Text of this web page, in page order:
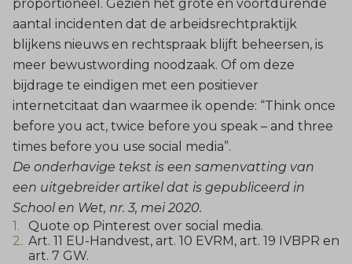
proportioneel. Gezien het grote en voortdurende
aantal incidenten dat de arbeidsrechtpraktijk
blijkens nieuws en rechtspraak blijft beheersen, is
meer bewustwording noodzaak. Of om deze
bijdrage te eindigen met een positiever
internetcitaat dan waarmee ik opende: “Think once
before you act, twice before you speak – and three
times before you use social media”.
De onderhavige tekst is een samenvatting van
een uitgebreider artikeldat is gepubliceerd in
School en Wet, nr. 3, mei 2020.
Quote op Pinterest over social media.
Art. 11 EU-Handvest, art. 10 EVRM, art. 19 IVBPR en
art. 7 GW.